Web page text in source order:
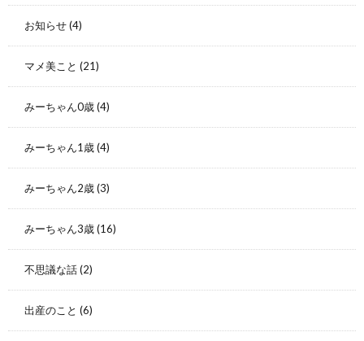
お知らせ(4)
マメ美こと (21)
みーちゃん0歳(4)
みーちゃん1歳(4)
みーちゃん2歳(3)
みーちゃん3歳(16)
不思議な話(2)
出産のこと (6)